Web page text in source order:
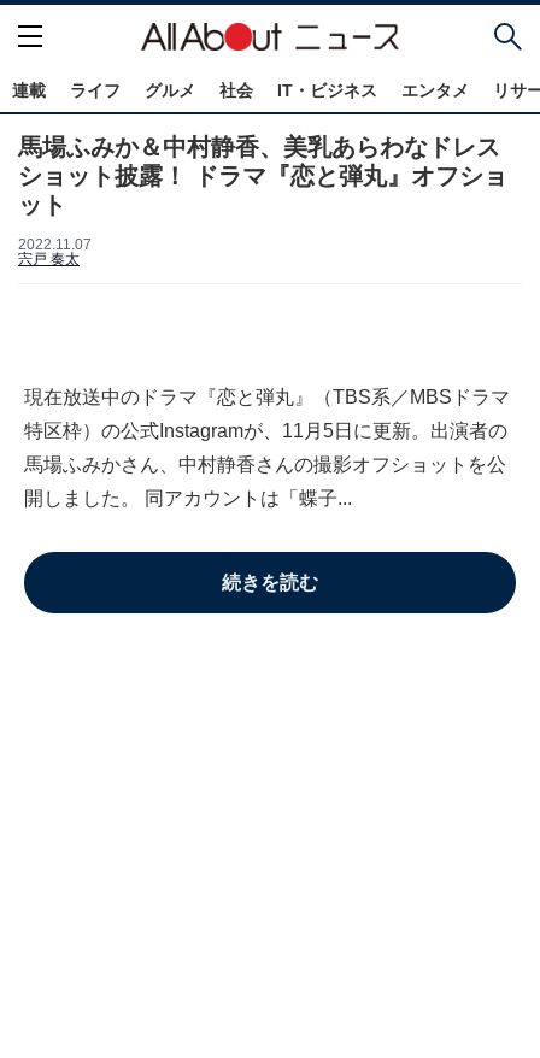
連載 ライフ グルメ 社会 IT・ビジネス エンタメ リサ
馬場ふみか＆中村静香、美乳あらわなドレス
ショット披露！ ドラマ『恋と弾丸』オフショ
ット
2022.11.07
宍戸 奏太
現在放送中のドラマ『恋と弾丸』（TBS系／MBSドラマ
特区枠）の公式Instagramが、11月5日に更新。出演者の
馬場ふみかさん、中村静香さんの撮影オフショットを公
開しました。 同アカウントは「蝶子...
続きを読む